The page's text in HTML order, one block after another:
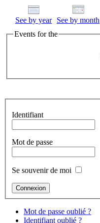
See by year See by month
Events for the
Identifiant
Mot de passe
Se souvenir de moi
Mot de passe oublié ?
Identifiant oublié ?